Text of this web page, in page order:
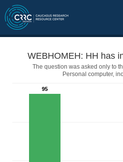
WEBHOMEH: HH has
The question was asked only to
Personal computer,
95